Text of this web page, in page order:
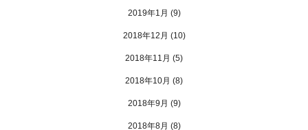
2019年1月 (9)
2018年12月 (10)
2018年11月 (5)
2018年10月 (8)
2018年9月 (9)
2018年8月 (8)